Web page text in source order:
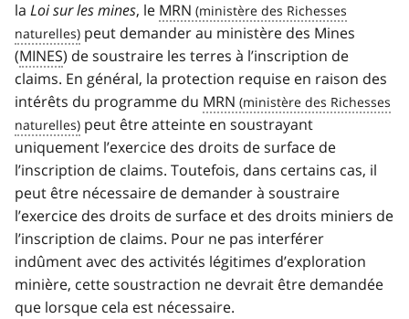
la Loi sur les mines, le MRN
peut demander au ministère des Mines
(MINES) de soustraire les terres à l’inscription de
claims. En général, la protection requise en raison des
intérêts du programme du MRN
peut être atteinte en soustrayant
uniquement l’exercice des droits de surface de
l’inscription de claims. Toutefois, dans certains cas, il
peut être nécessaire de demander à soustraire
l’exercice des droits de surface et des droits miniers de
l’inscription de claims. Pour ne pas interférer
indûment avec des activités légitimes d’exploration
minière, cette soustraction ne devrait être demandée
que lorsque cela est nécessaire.